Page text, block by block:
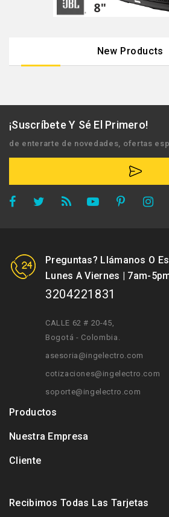
New Products
¡Suscríbete Y Sé El Primero!
de enterarte de novedades, ofertas
Preguntas? Llámanos O
Lunes A Viernes | 7am-
3204221831
CALLE 62 # 20-45
Bogotá - Colombia.
asesoria@ingelectro.com
cotizaciones@ingelectro.com
soporte@ingelectro.com
Productos
Nuestra Empresa
Cliente
Recibimos Todas Las Tarjetas